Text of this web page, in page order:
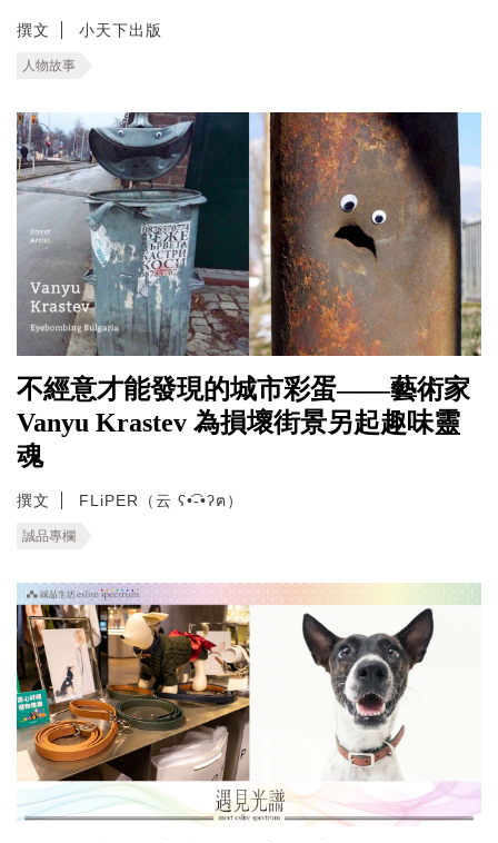
撰文 小天下出版
人物故事
不經意才能發現的城市彩蛋——藝術家
Vanyu Krastev 為損壞街景另起趣味靈
魂
撰文 FLiPER（云 ʕ•͡-•ʔฅ）
誠品專欄